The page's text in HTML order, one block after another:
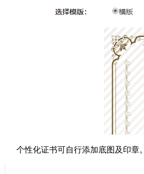
个性化证书可自行添加底图及印章。